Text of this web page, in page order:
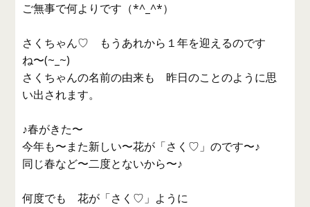
ご無事で何よりです（*^_^*）
さくちゃん♡ もうあれから１年を迎えるのです
ね〜(~_~)
さくちゃんの名前の由来も 昨日のことのように思
い出されます。
♪春がきた〜
今年も〜また新しい〜花が「さく♡」のです〜♪
同じ春など〜二度とないから〜♪
何度でも 花が「さく♡」ように